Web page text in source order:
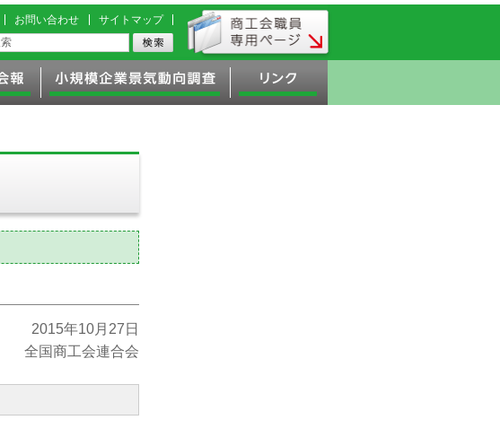
お問い合わせ サイトマップ
2015年10月27日
全国商工会連合会